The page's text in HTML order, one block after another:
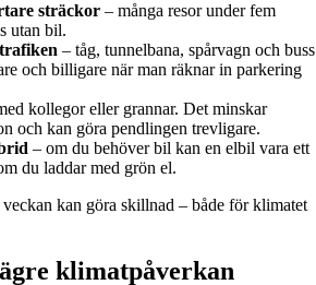
sträckor – många resor under fem
utan bil.
– tåg, tunnelbana, spårvagn och buss
och billigare när man räknar in parkering
kollegor eller grannar. Det minskar
och kan göra pendlingen trevligare.
– om du behöver bil kan en elbil vara ett
du laddar med grön el.
kan göra skillnad – både för klimatet
klimatpåverkan